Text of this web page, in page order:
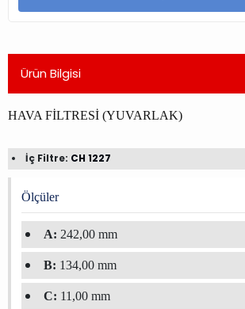
Ürün Bilgisi
HAVA FİLTRESİ (YUVARLAK)
İç Filtre: CH 1227
Ölçüler
A: 242,00 mm
B: 134,00 mm
C: 11,00 mm